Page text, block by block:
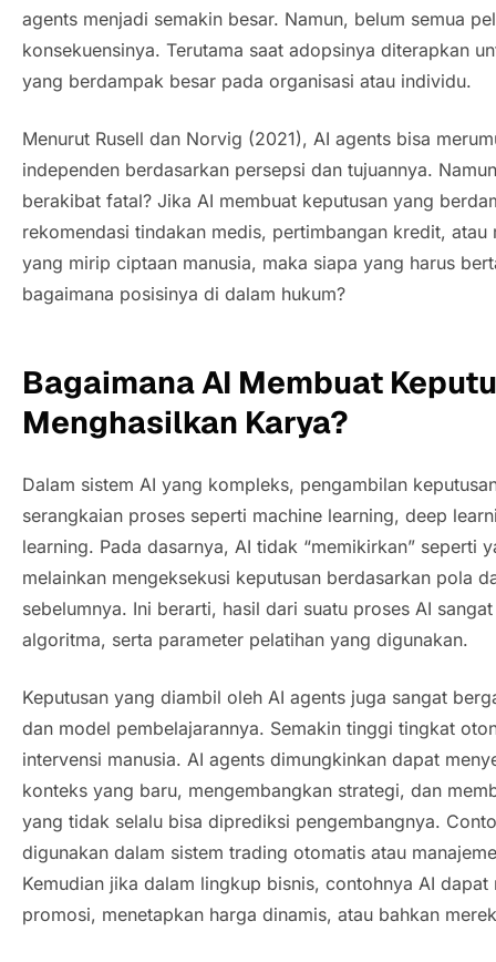
agents menjadi semakin besar. Namun, belum semua
konsekuensinya. Terutama saat adopsinya diterapkan
yang berdampak besar pada organisasi atau individu.
Menurut Rusell dan Norvig (2021), AI agents bisa
independen berdasarkan persepsi dan tujuannya.
berakibat fatal? Jika AI membuat keputusan yang
rekomendasi tindakan medis, pertimbangan kredit, atau
yang mirip ciptaan manusia, maka siapa yang harus
bagaimana posisinya di dalam hukum?
Bagaimana AI Membuat
Menghasilkan Karya?
Dalam sistem AI yang kompleks, pengambilan
serangkaian proses seperti machine learning, deep
learning. Pada dasarnya, AI tidak “memikirkan” seperti
melainkan mengeksekusi keputusan berdasarkan pola
sebelumnya. Ini berarti, hasil dari suatu proses AI
algoritma, serta parameter pelatihan yang digunakan.
Keputusan yang diambil oleh AI agents juga sangat
dan model pembelajarannya. Semakin tinggi tingkat
intervensi manusia. AI agents dimungkinkan dapat
konteks yang baru, mengembangkan strategi, dan
yang tidak selalu bisa diprediksi pengembangnya.
digunakan dalam sistem trading otomatis atau
Kemudian jika dalam lingkup bisnis, contohnya AI dapat
promosi, menetapkan harga dinamis, atau bahkan